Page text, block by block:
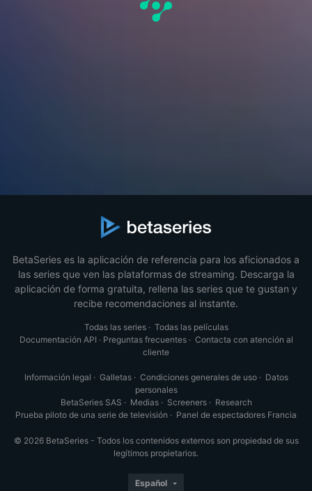
BetaSeries es la aplicación de referencia para los aficionados a
las series que ven las plataformas de streaming. Descarga la
aplicación de forma gratuita, rellena las series que te gustan y
recibe recomendaciones al instante.
Todas las series· Todas las películas
Documentación API · Preguntas frecuentes· Contacta con atención al
cliente
Información legal · Galletas· Condiciones generales de uso· Datos
personales
BetaSeries SAS · Medias· Screeners· Research
Prueba piloto de una serie de televisión · Panel de espectadores Francia
© 2026 BetaSeries - Todos los contenidos externos son propiedad de sus
legítimos propietarios.
Español